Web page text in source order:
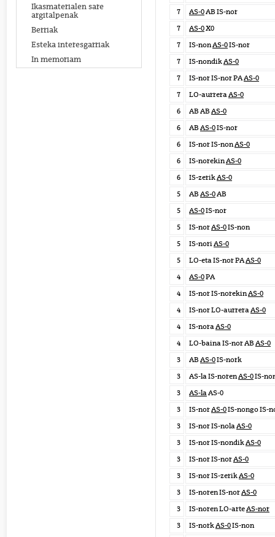
Ikasmaterialen sare
argitalpenak
Berriak
Esteka interesgarriak
In memoriam
7
AS-0AB IS-nor
7
AS-0X0
7
IS-nonAS-0IS-nor
7
IS-nondikAS-0
7
IS-nor IS-nor PAAS-0
7
LO-aurreraAS-0
6
AB AB AS-0
6
AB AS-0IS-nor
6
IS-nor IS-nonAS-0
6
IS-norekinAS-0
6
IS-zerikAS-0
5
AB AS-0AB
5
AS-0IS-nor
5
IS-norAS-0IS-non
5
IS-noriAS-0
5
LO-eta IS-nor PAAS-0
4
AS-0PA
4
IS-nor IS-norekinAS-0
4
IS-nor LO-aurreraAS-0
4
IS-noraAS-0
4
LO-baina IS-nor AB AS-0
3
AB AS-0IS-nork
3
AS-la IS-norenAS-0IS-
3
AS-laAS-0
3
IS-norAS-0IS-nongo IS-
3
IS-nor IS-nolaAS-0
3
IS-nor IS-nondikAS-0
3
IS-nor IS-norAS-0
3
IS-nor IS-zerikAS-0
3
IS-noren IS-norAS-0
3
IS-noren LO-arteAS-nor
3
IS-norkAS-0IS-non